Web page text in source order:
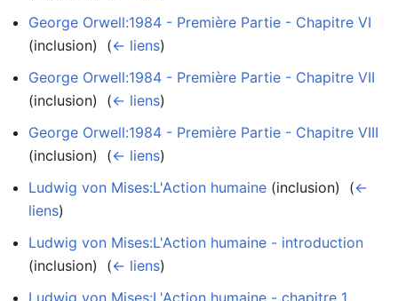
George Orwell:1984 - Première Partie - Chapitre VI
(inclusion) ‎ (← liens)
George Orwell:1984 - Première Partie - Chapitre VII
(inclusion) ‎ (← liens)
George Orwell:1984 - Première Partie - Chapitre VIII
(inclusion) ‎ (← liens)
Ludwig von Mises:L'Action humaine (inclusion) ‎ (←
liens)
Ludwig von Mises:L'Action humaine - introduction
(inclusion) ‎ (← liens)
Ludwig von Mises:L'Action humaine - chapitre 1